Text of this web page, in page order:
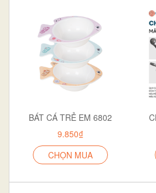
BÁT CÁ TRẺ EM 6802
9.850₫
CHỌN MUA